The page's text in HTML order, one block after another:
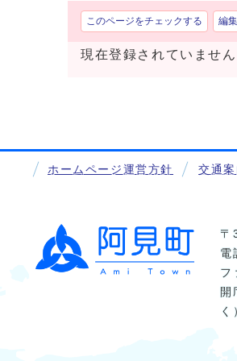
このページをチェックする 編集
現在登録されていません
ホームページ運営方針 交通案
〒
電
フ
開
く